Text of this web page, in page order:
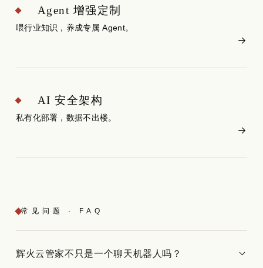
Agent 增强定制
喂行业知识，养成专属 Agent。
AI 安全架构
私有化部署，数据不出楼。
常见问题 · FAQ
辉火云管家不只是一个聊天机器人吗？